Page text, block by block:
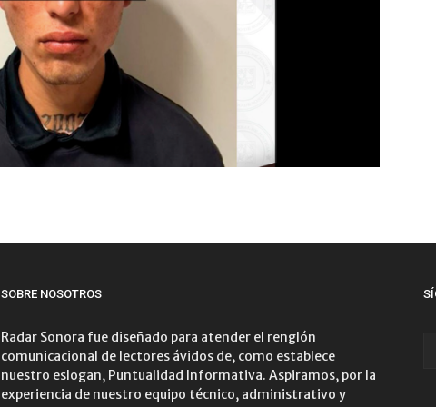
SOBRE NOSOTROS
Radar Sonora fue diseñado para atender el renglón
comunicacional de lectores ávidos de, como establece
nuestro eslogan, Puntualidad Informativa. Aspiramos, por la
experiencia de nuestro equipo técnico, administrativo y